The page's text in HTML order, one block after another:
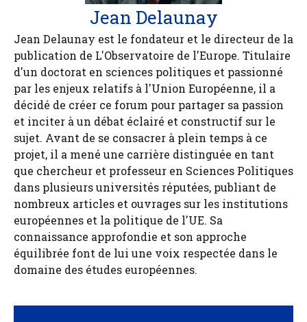
Jean Delaunay
Jean Delaunay est le fondateur et le directeur de la
publication de L'Observatoire de l'Europe. Titulaire
d'un doctorat en sciences politiques et passionné
par les enjeux relatifs à l'Union Européenne, il a
décidé de créer ce forum pour partager sa passion
et inciter à un débat éclairé et constructif sur le
sujet. Avant de se consacrer à plein temps à ce
projet, il a mené une carrière distinguée en tant
que chercheur et professeur en Sciences Politiques
dans plusieurs universités réputées, publiant de
nombreux articles et ouvrages sur les institutions
européennes et la politique de l'UE. Sa
connaissance approfondie et son approche
équilibrée font de lui une voix respectée dans le
domaine des études européennes.